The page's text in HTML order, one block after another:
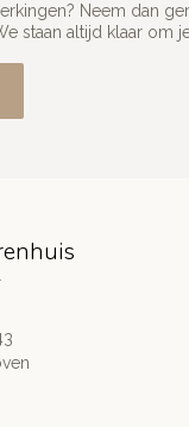
Neem dan
staan altijd klaar om